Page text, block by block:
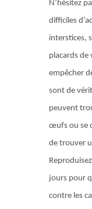
N’hésitez
difficiles
interstices,
placards de
empêcher
sont de
peuvent
œufs ou se
de trouver
jours pour
contre les